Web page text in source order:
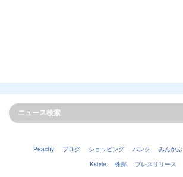
Peachy ブログ ショッピング バンク みんかぶ
Kstyle
株探 プレスリリース